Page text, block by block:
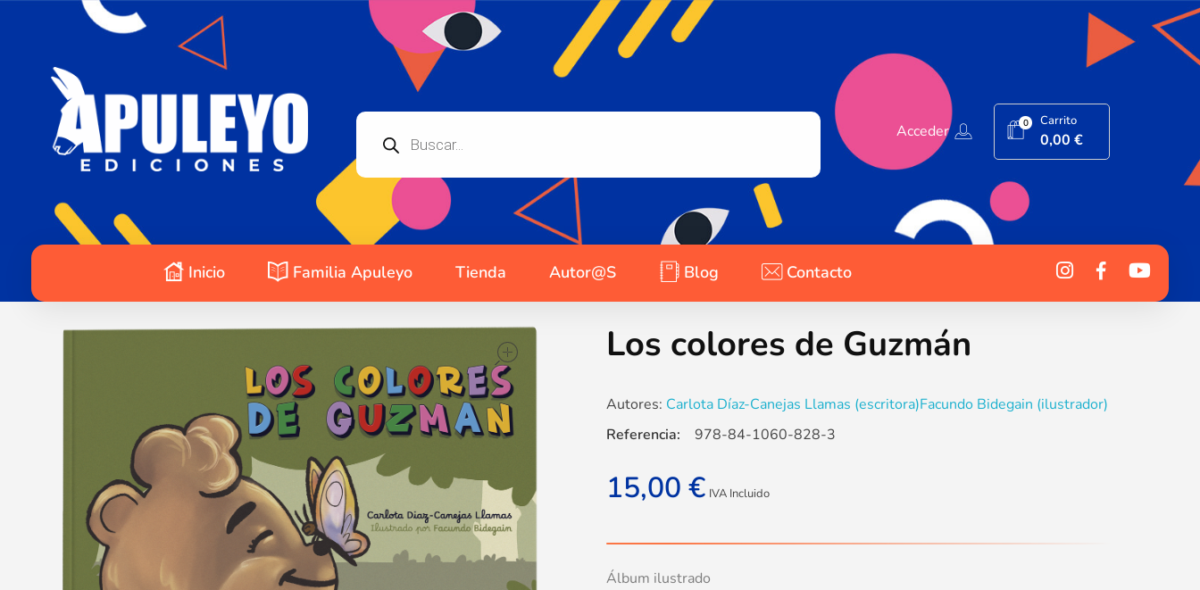
Acceder 0 Carrito
0,00€
Inicio Familia Apuleyo Tienda Autor@s Blog Contacto
Los colores de Guzmán
Autores: Carlota Díaz-Canejas Llamas (escritora)Facundo Bidegain (ilustrador)
15,00 € IVA Incluido
Álbum ilustrado
Referencia: 978-84-1060-828-3